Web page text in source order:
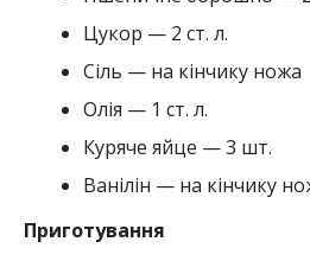
Цукор — 2 ст. л.
Сіль — на кінчику ножа
Олія — ​​1 ст. л.
Куряче яйце — 3 шт.
Ванілін — на кінчику
Приготування